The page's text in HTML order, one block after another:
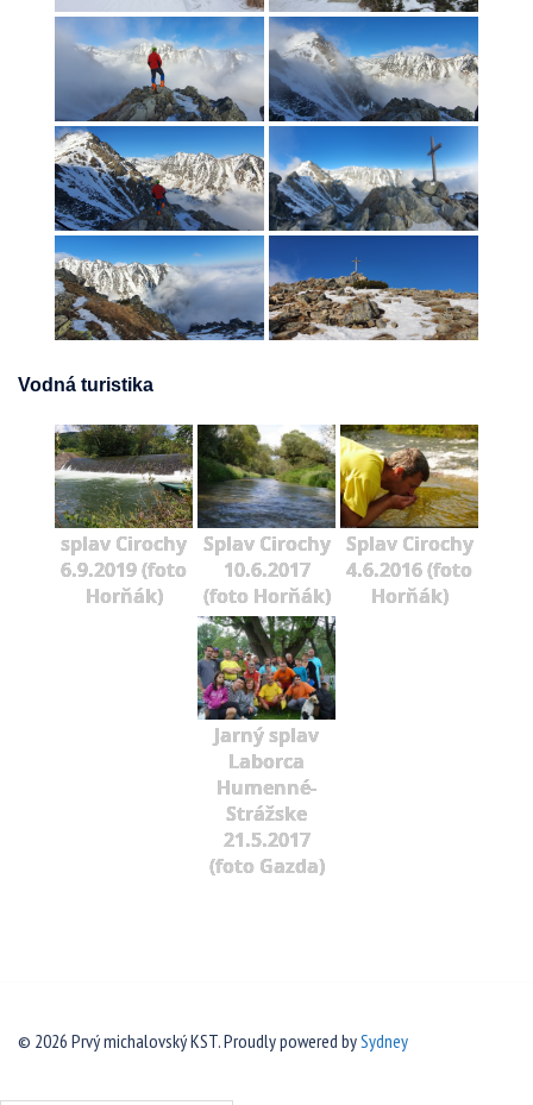
Vodná turistika
splav Cirochy
6.9.2019 (foto
Horňák)
Splav Cirochy
10.6.2017
(foto Horňák)
Splav Cirochy
4.6.2016 (foto
Horňák)
Jarný splav
Laborca
Humenné-
Strážske
21.5.2017
(foto Gazda)
© 2026 Prvý michalovský KST. Proudly powered bySydney